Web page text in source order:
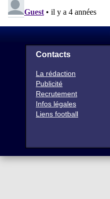
Contacts
La rédaction
Publicité
Recrutement
Infos légales
Liens football